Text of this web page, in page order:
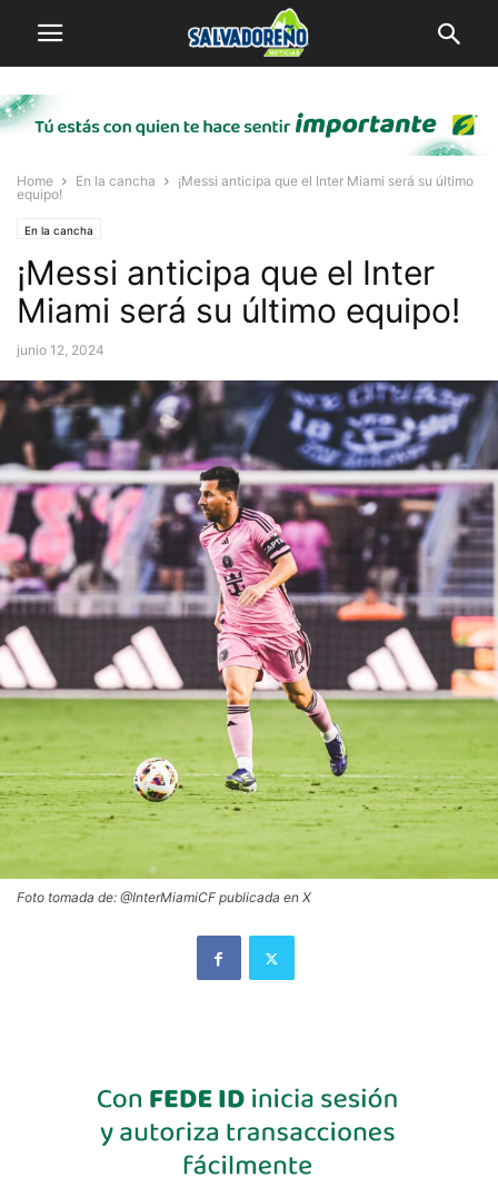
Home En la cancha
¡Messi anticipa que el Inter Miami será su último
equipo!
En la cancha
¡Messi anticipa que el Inter
Miami será su último equipo!
junio 12, 2024
Foto tomada de: @InterMiamiCF publicada en X